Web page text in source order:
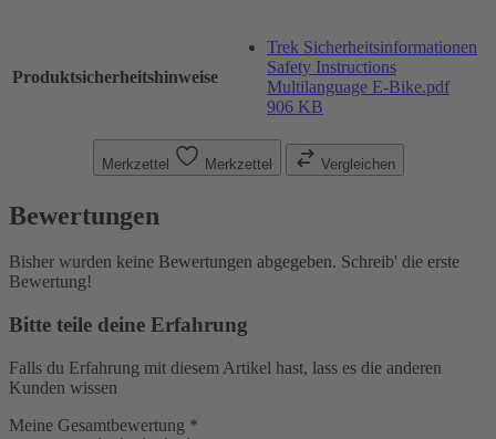
Produktsicherheitshinweise
Trek Sicherheitsinformationen
Safety Instructions
Multilanguage E-Bike.pdf
906 KB
Merkzettel Merkzettel Vergleichen
Bewertungen
Bisher wurden keine Bewertungen abgegeben. Schreib' die erste
Bewertung!
Bitte teile deine Erfahrung
Falls du Erfahrung mit diesem Artikel hast, lass es die anderen
Kunden wissen
Meine Gesamtbewertung *